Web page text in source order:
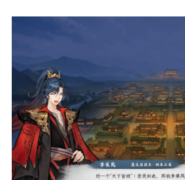
月
0
日
游
茶